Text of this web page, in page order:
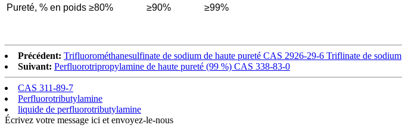
Pureté, % en poids ≥80% ≥90% ≥99%
Précédent: Trifluorométhanesulfinate de sodium de haute pureté CAS 2926-29-6 Triflinate de sodium
Suivant: Perfluorotripropylamine de haute pureté (99 %) CAS 338-83-0
CAS 311-89-7
Perfluorotributylamine
liquide de perfluorotributylamine
Écrivez votre message ici et envoyez-le-nous